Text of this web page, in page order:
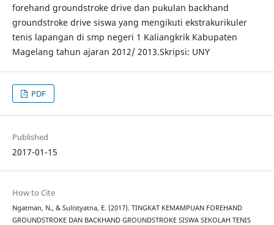
forehand groundstroke drive dan pukulan backhand
groundstroke drive siswa yang mengikuti ekstrakurikuler
tenis lapangan di smp negeri 1 Kaliangkrik Kabupaten
Magelang tahun ajaran 2012/ 2013.Skripsi: UNY
PDF
Published
2017-01-15
How to Cite
Ngatman, N., & Sulistyatna, E. (2017). TINGKAT KEMAMPUAN FOREHAND
GROUNDSTROKE DAN BACKHAND GROUNDSTROKE SISWA SEKOLAH TENIS